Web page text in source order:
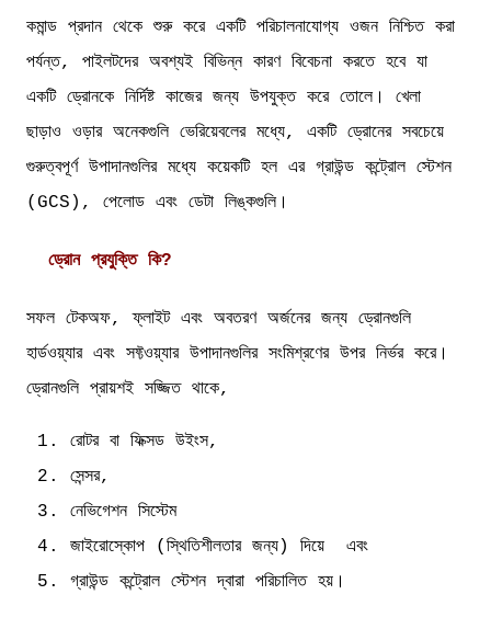
কমান্ড প্রদান থেকে শুরু করে একটি পরিচালনাযোগ্য ওজন নিশ্চিত করা
পর্যন্ত, পাইলটদের অবশ্যই বিভিন্ন কারণ বিবেচনা করতে হবে যা
একটি ড্রোনকে নির্দিষ্ট কাজের জন্য উপযুক্ত করে তোলে। খেলা
ছাড়াও ওড়ার অনেকগুলি ভেরিয়েবলের মধ্যে, একটি ড্রোনের সবচেয়ে
গুরুত্বপূর্ণ উপাদানগুলির মধ্যে কয়েকটি হল এর গ্রাউন্ড কন্ট্রোল স্টেশন
(GCS), পেলোড এবং ডেটা লিঙ্কগুলি।
ড্রোন প্রযুক্তি কি?
সফল টেকঅফ, ফ্লাইট এবং অবতরণ অর্জনের জন্য ড্রোনগুলি
হার্ডওয়্যার এবং সফ্টওয়্যার উপাদানগুলির সংমিশ্রণের উপর নির্ভর করে।
ড্রোনগুলি প্রায়শই সজ্জিত থাকে,
রোটর বা ফিক্সড উইংস,
সেন্সর,
নেভিগেশন সিস্টেম
জাইরোস্কোপ (স্থিতিশীলতার জন্য) দিয়ে এবং
গ্রাউন্ড কন্ট্রোল স্টেশন দ্বারা পরিচালিত হয়।